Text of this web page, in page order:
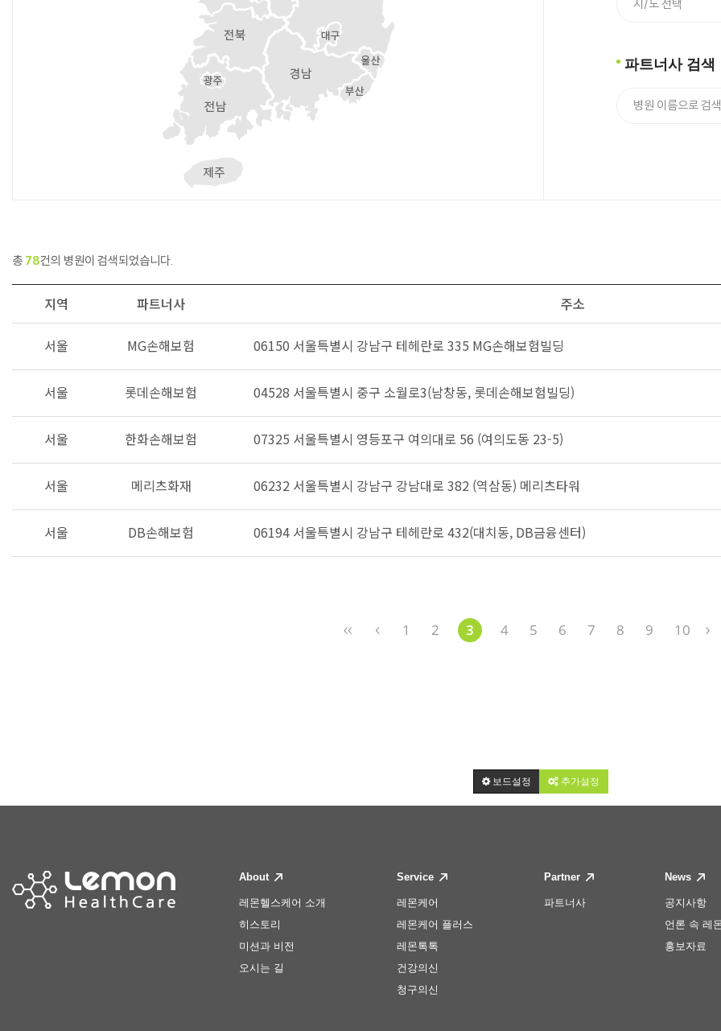
파트너사 검색
총 78건의 병원이 검색되었습니다.
지역 파트너사 주소
서울 MG손해보험 06150 서울특별시 강남구 테헤란로 335 MG손해보험빌딩
서울 롯데손해보험 04528 서울특별시 중구 소월로3(남창동, 롯데손해보험빌딩)
서울 한화손해보험 07325 서울특별시 영등포구 여의대로 56 (여의도동 23-5)
서울 메리츠화재 06232 서울특별시 강남구 강남대로 382 (역삼동) 메리츠타워
서울 DB손해보험 06194 서울특별시 강남구 테헤란로 432(대치동, DB금융센터)
1 2 3 4 5 6 7 8 9 10
보드설정 추가설정
About
레몬헬스케어 소개
히스토리
미션과 비전
오시는 길
Service
레몬케어
레몬케어 플러스
레몬톡톡
건강의신
청구의신
Partner
파트너사
News
공지사항
언론 속 레
홍보자료